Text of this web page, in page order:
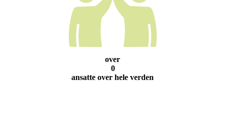
over
0
ansatte over hele verden